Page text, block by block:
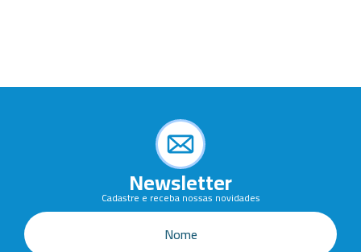
Newsletter
Cadastre e receba nossas novidades